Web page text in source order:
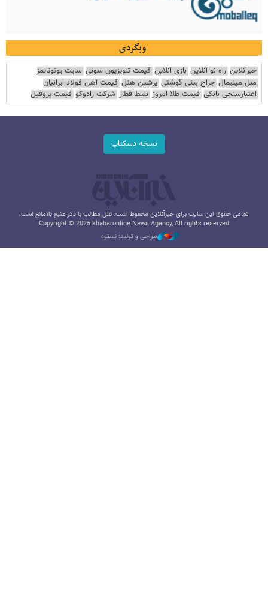
وبگردی
خبرآنلاین راه نو آنلاین بازی آنلاین قیمت تلویزیون سونی سایت یوتوتایمز
مبل مینیمال جراح بینی گوشتی پرشین هتل قیمت آهن فولاد ایرانیان
اعتبارسنجی بانکی قیمت طلا امروز بلیط قطار شرکت رادوکو قیمت پروفیل
نسخه دسکتاپ
تمامی حقوق این سایت برای خبرآنلاین محفوظ است. نقل مطالب با ذکر منبع بلامانع است.
Copyright © 2025 khabaronline News Agancy, All rights reserved
طراحی و تولید: نستوه